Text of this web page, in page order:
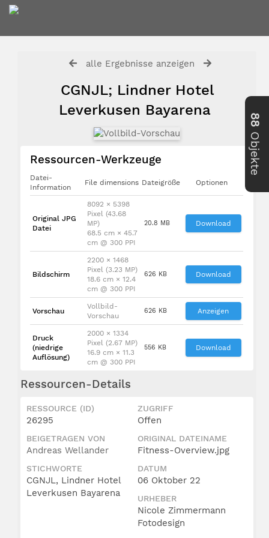
alle Ergebnisse anzeigen
CGNJL; Lindner Hotel
Leverkusen Bayarena
Ressourcen-Werkzeuge
Datei-
Information
File dimensions Dateigröße Optionen
Original JPG
Datei
8092 × 5398
Pixel (43.68
MP)
68.5 cm × 45.7
cm @ 300 PPI
20.8 MB Download
Bildschirm
2200 × 1468
Pixel (3.23 MP)
18.6 cm × 12.4
cm @ 300 PPI
626 KB Download
Vorschau
Vollbild-
Vorschau
626 KB Anzeigen
Druck
(niedrige
Auflösung)
2000 × 1334
Pixel (2.67 MP)
16.9 cm × 11.3
cm @ 300 PPI
556 KB Download
Ressourcen-Details
RESSOURCE (ID)
26295
ZUGRIFF
Offen
BEIGETRAGEN VON
Andreas Wellander
ORIGINAL DATEINAME
Fitness-Overview.jpg
STICHWORTE
CGNJL, Lindner Hotel
Leverkusen Bayarena
DATUM
06 Oktober 22
URHEBER
Nicole Zimmermann
Fotodesign
88
Objekte